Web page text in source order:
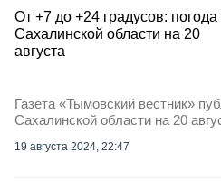
От +7 до +24 градусов: погода
Сахалинской области на 20
августа
Газета «Тымовский вестник»
Сахалинской области на 20
19 августа 2024, 22:47